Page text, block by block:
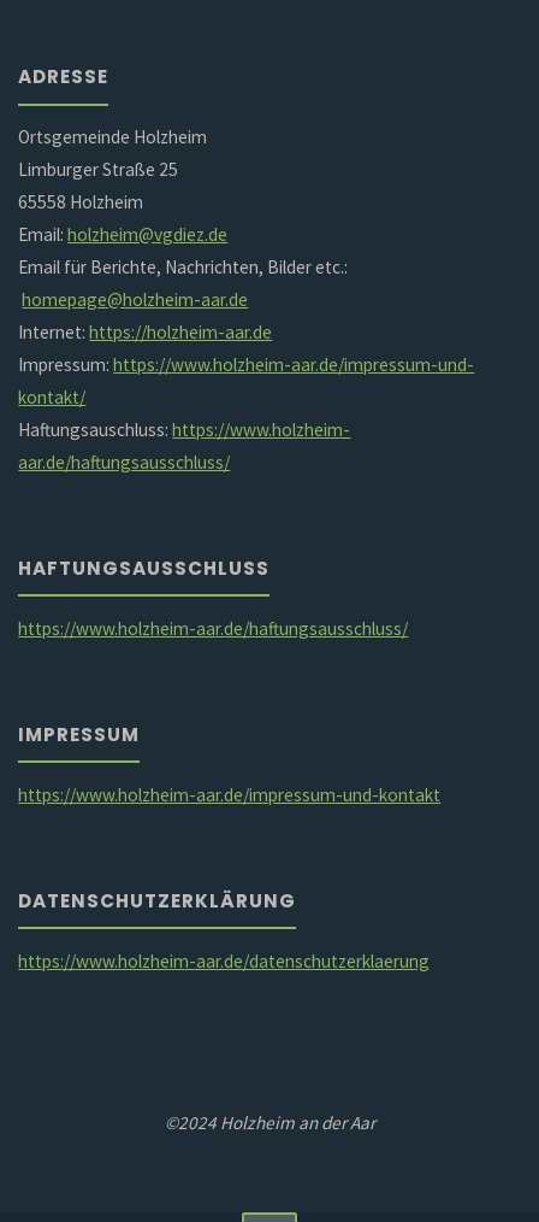
ADRESSE
Ortsgemeinde Holzheim
Limburger Straße 25
65558 Holzheim
Email:holzheim@vgdiez.de
Email für Berichte, Nachrichten, Bilder etc.:
homepage@holzheim-aar.de
Internet:https://holzheim-aar.de
Impressum:https://www.holzheim-aar.de/impressum-und-
kontakt/
Haftungsauschluss:https://www.holzheim-
aar.de/haftungsausschluss/
HAFTUNGSAUSSCHLUSS
https://www.holzheim-aar.de/haftungsausschluss/
IMPRESSUM
https://www.holzheim-aar.de/impressum-und-kontakt
DATENSCHUTZERKLÄRUNG
https://www.holzheim-aar.de/datenschutzerklaerung
©2024 Holzheim an der Aar